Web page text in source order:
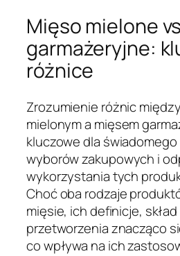
Mięso mielone
garmażeryjne:
różnice
Zrozumienie różnic
mielonym a mięsem
kluczowe dla
wyborów zakupowych i
wykorzystania tych
Choć oba rodzaje
mięsie, ich definicje,
przetworzenia znacząco
co wpływa na ich